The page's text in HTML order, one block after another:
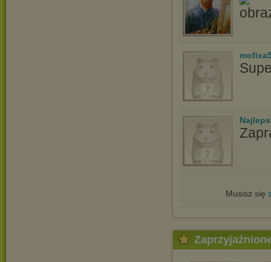
Musisz się